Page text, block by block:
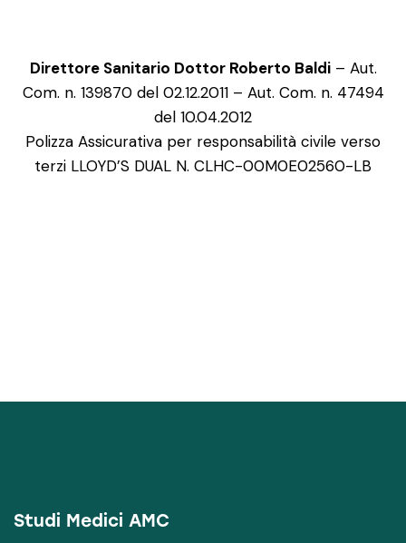
Direttore Sanitario Dottor Roberto Baldi– Aut.
Com. n. 139870 del 02.12.2011 – Aut. Com. n. 47494
del 10.04.2012
Polizza Assicurativa per responsabilità civile verso
terzi LLOYD’S DUAL N. CLHC-00M0E02560-LB
Studi Medici AMC